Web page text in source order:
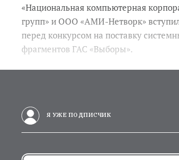
«Национальная компьютерная
групп» и ООО «АМИ-Нетворк»
перед конкурсом на поставку
фрагментов ГАС «Выборы».
Я УЖЕ ПОДПИСЧИК